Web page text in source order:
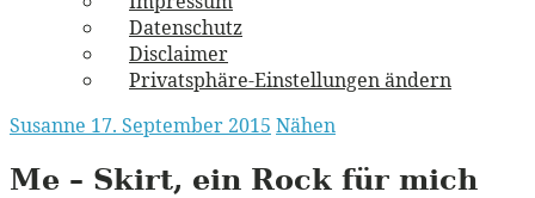
Datenschutz
Disclaimer
Privatsphäre-Einstellungen ändern
Susanne 17. September 2015 Nähen
Me – Skirt, ein Rock für mich